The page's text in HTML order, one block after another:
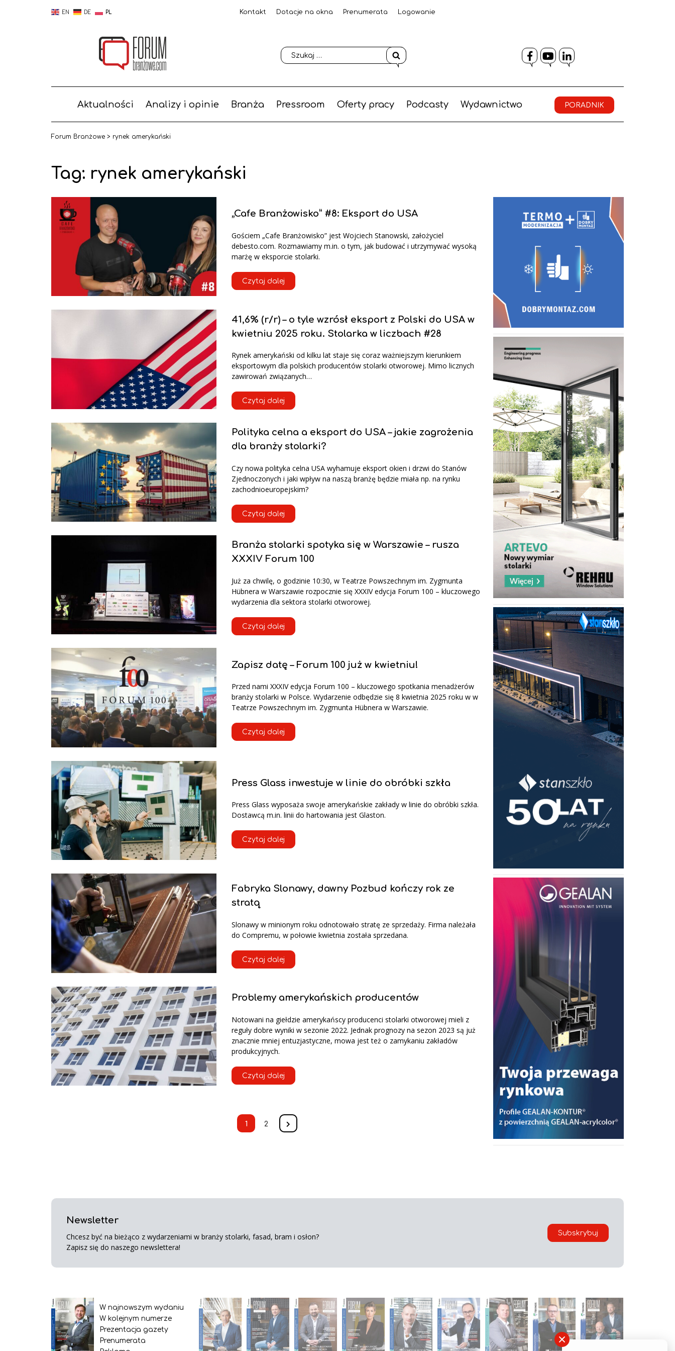
EN DE PL Kontakt Dotacje na okna Prenumerata Logowanie
Facebook
YouTube
LinkedIn
Aktualności Analizy i opinie Branża Pressroom Oferty pracy Podcasty Wydawnictwo PORADNIK
Forum Branżowe > rynek amerykański
Tag: rynek amerykański
„Cafe Branżowisko” #8: Eksport do USA
Gościem „Cafe Branżowisko” jest Wojciech Stanowski, założyciel
debesto.com. Rozmawiamy m.in. o tym, jak budować i utrzymywać wysoką
marżę w eksporcie stolarki.
Czytaj dalej
41,6% (r/r) – o tyle wzrósł eksport z Polski do USA w
kwietniu 2025 roku. Stolarka w liczbach #28
Rynek amerykański od kilku lat staje się coraz ważniejszym kierunkiem
eksportowym dla polskich producentów stolarki otworowej. Mimo licznych
zawirowań związanych…
Czytaj dalej
Polityka celna a eksport do USA – jakie zagrożenia
dla branży stolarki?
Czy nowa polityka celna USA wyhamuje eksport okien i drzwi do Stanów
Zjednoczonych i jaki wpływ na naszą branżę będzie miała np. na rynku
zachodnioeuropejskim?
Czytaj dalej
Branża stolarki spotyka się w Warszawie – rusza
XXXIV Forum 100
Już za chwilę, o godzinie 10:30, w Teatrze Powszechnym im. Zygmunta
Hübnera w Warszawie rozpocznie się XXXIV edycja Forum 100 – kluczowego
wydarzenia dla sektora stolarki otworowej.
Czytaj dalej
Zapisz datę – Forum 100 już w kwietniu!
Przed nami XXXIV edycja Forum 100 – kluczowego spotkania menadżerów
branży stolarki w Polsce. Wydarzenie odbędzie się 8 kwietnia 2025 roku w w
Teatrze Powszechnym im. Zygmunta Hübnera w Warszawie.
Czytaj dalej
Press Glass inwestuje w linie do obróbki szkła
Press Glass wyposaża swoje amerykańskie zakłady w linie do obróbki szkła.
Dostawcą m.in. linii do hartowania jest Glaston.
Czytaj dalej
Fabryka Slonawy, dawny Pozbud kończy rok ze
stratą
Slonawy w minionym roku odnotowało stratę ze sprzedaży. Firma należała
do Compremu, w połowie kwietnia została sprzedana.
Czytaj dalej
Problemy amerykańskich producentów
Notowani na giełdzie amerykańscy producenci stolarki otworowej mieli z
reguły dobre wyniki w sezonie 2022. Jednak prognozy na sezon 2023 są już
znacznie mniej entuzjastyczne, mowa jest też o zamykaniu zakładów
produkcyjnych.
Czytaj dalej
1 2
Newsletter
Chcesz być na bieżąco z wydarzeniami w branży stolarki, fasad, bram i osłon?
Zapisz się do naszego newslettera!
Subskrybuj
W najnowszym wydaniu
W kolejnym numerze
Prezentacja gazety
Prenumerata
×